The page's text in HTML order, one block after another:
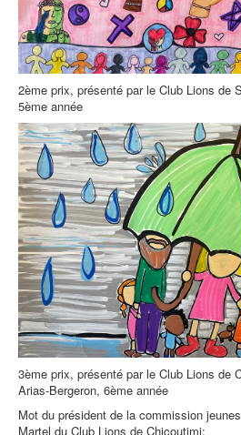
2ème prix, présenté par le Club Lions de
5ème année
3ème prix, présenté par le Club Lions de
Arias-Bergeron, 6ème année
Mot du président de la commission
Martel du Club Lions de Chicoutimi: